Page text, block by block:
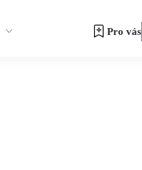
Pro vás